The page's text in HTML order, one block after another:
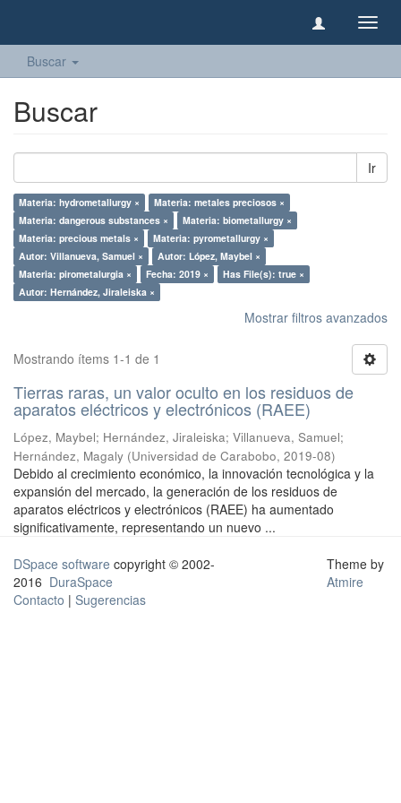
Buscar
Buscar
Ir
Materia: hydrometallurgy ×
Materia: metales preciosos ×
Materia: dangerous substances ×
Materia: biometallurgy ×
Materia: precious metals ×
Materia: pyrometallurgy ×
Autor: Villanueva, Samuel ×
Autor: López, Maybel ×
Materia: pirometalurgia ×
Fecha: 2019 ×
Has File(s): true ×
Autor: Hernández, Jiraleiska ×
Mostrar filtros avanzados
Mostrando ítems 1-1 de 1
Tierras raras, un valor oculto en los residuos de
aparatos eléctricos y electrónicos (RAEE)
López, Maybel; Hernández, Jiraleiska; Villanueva, Samuel;
Hernández, Magaly (Universidad de Carabobo, 2019-08)
Debido al crecimiento económico, la innovación tecnológica y la
expansión del mercado, la generación de los residuos de
aparatos eléctricos y electrónicos (RAEE) ha aumentado
significativamente, representando un nuevo ...
DSpace software copyright © 2002-
2016 DuraSpace
Contacto | Sugerencias
Theme by
Atmire